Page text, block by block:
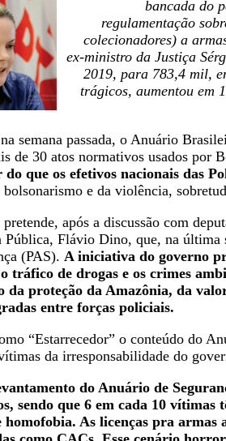
bancada do
regulamentação
colecionadores) a
ex-ministro da Justiça
2019, para 783,4 mil,
trágicos, aumentou em
semana passada, o Anuário
de 30 atos normativos usados por
que os efetivos nacionais das
e da violência,
após a discussão com
Pública, Flávio Dino, que, na
(PAS). A iniciativa do governo
tráfico de drogas e os crimes
da proteção da Amazônia, da
entre forças policiais.
“Estarrecedor” o conteúdo do
da irresponsabilidade do
do Anuário de
sendo que 6 em cada 10
homofobia. As licenças pra armas